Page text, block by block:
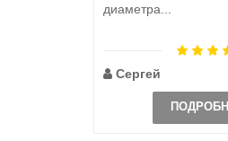
диаметра...
Сергей